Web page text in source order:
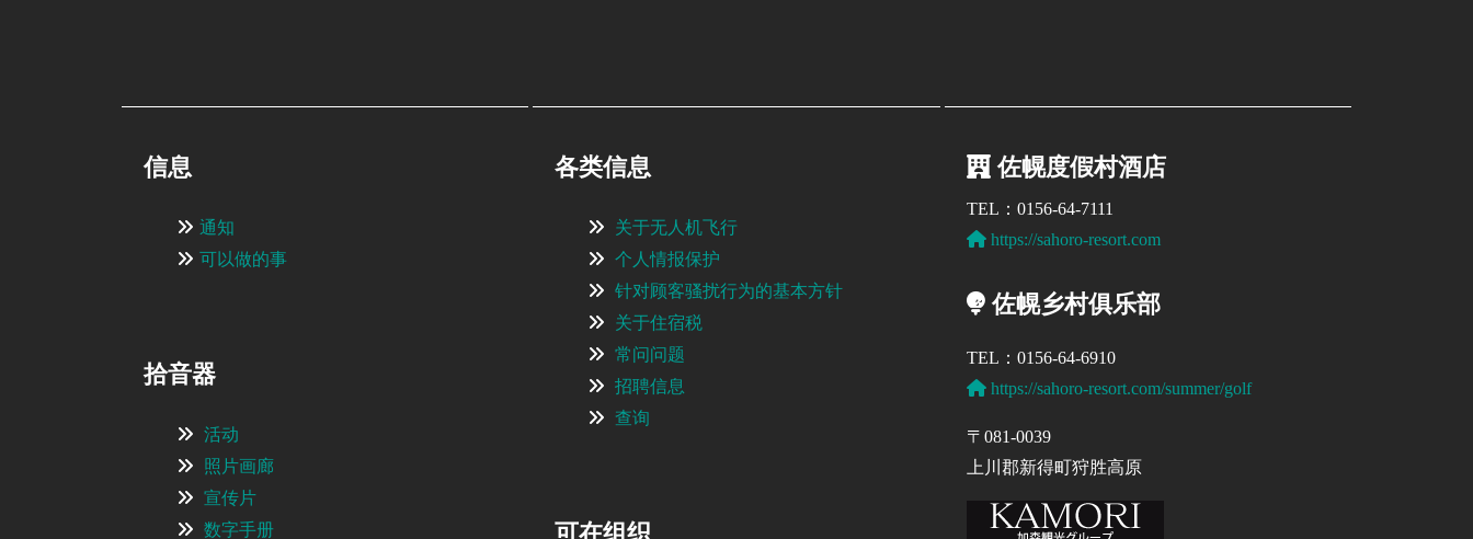
信息
通知
可以做的事
拾音器
活动
照片画廊
宣传片
数字手册
各类信息
关于无人机飞行
个人情报保护
针对顾客骚扰行为的基本方针
关于住宿税
常问问题
招聘信息
查询
可在组织
佐幌度假村酒店
TEL：0156-64-7111
https://sahoro-resort.com
佐幌乡村俱乐部
TEL：0156-64-6910
https://sahoro-resort.com/summer/golf
〒081-0039
上川郡新得町狩胜高原